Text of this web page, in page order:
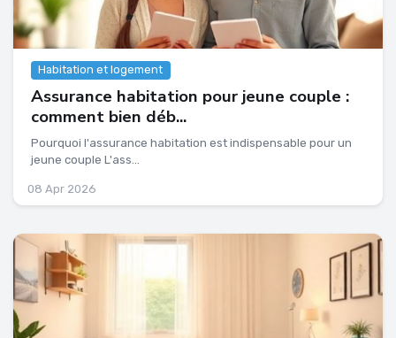
Habitation et logement
Assurance habitation pour jeune couple :
comment bien déb...
Pourquoi l'assurance habitation est indispensable pour un
jeune couple L'ass...
08 Apr 2026